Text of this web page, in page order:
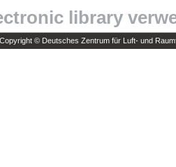
library
© Deutsches Zentrum für Luft- und